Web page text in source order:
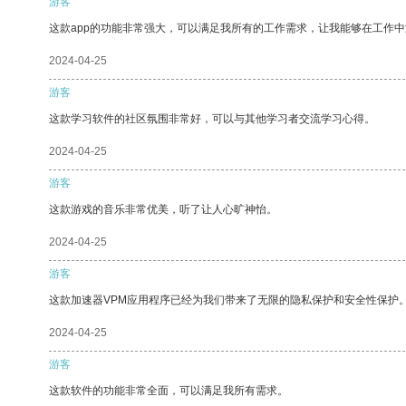
这款app的功能非常强大，可以满足我所有的工作需求，让我能够在工作中
2024-04-25
游客
这款学习软件的社区氛围非常好，可以与其他学习者交流学习心得。
2024-04-25
游客
这款游戏的音乐非常优美，听了让人心旷神怡。
2024-04-25
游客
这款加速器VPM应用程序已经为我们带来了无限的隐私保护和安全性保护。
2024-04-25
游客
这款软件的功能非常全面，可以满足我所有需求。